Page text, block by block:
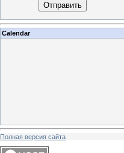
Отправить
Calendar
Полная версия сайта